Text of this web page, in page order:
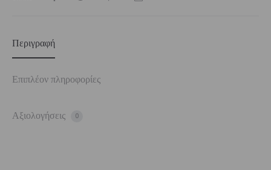
Περιγραφή
Επιπλέον πληροφορίες
Αξιολογήσεις 0